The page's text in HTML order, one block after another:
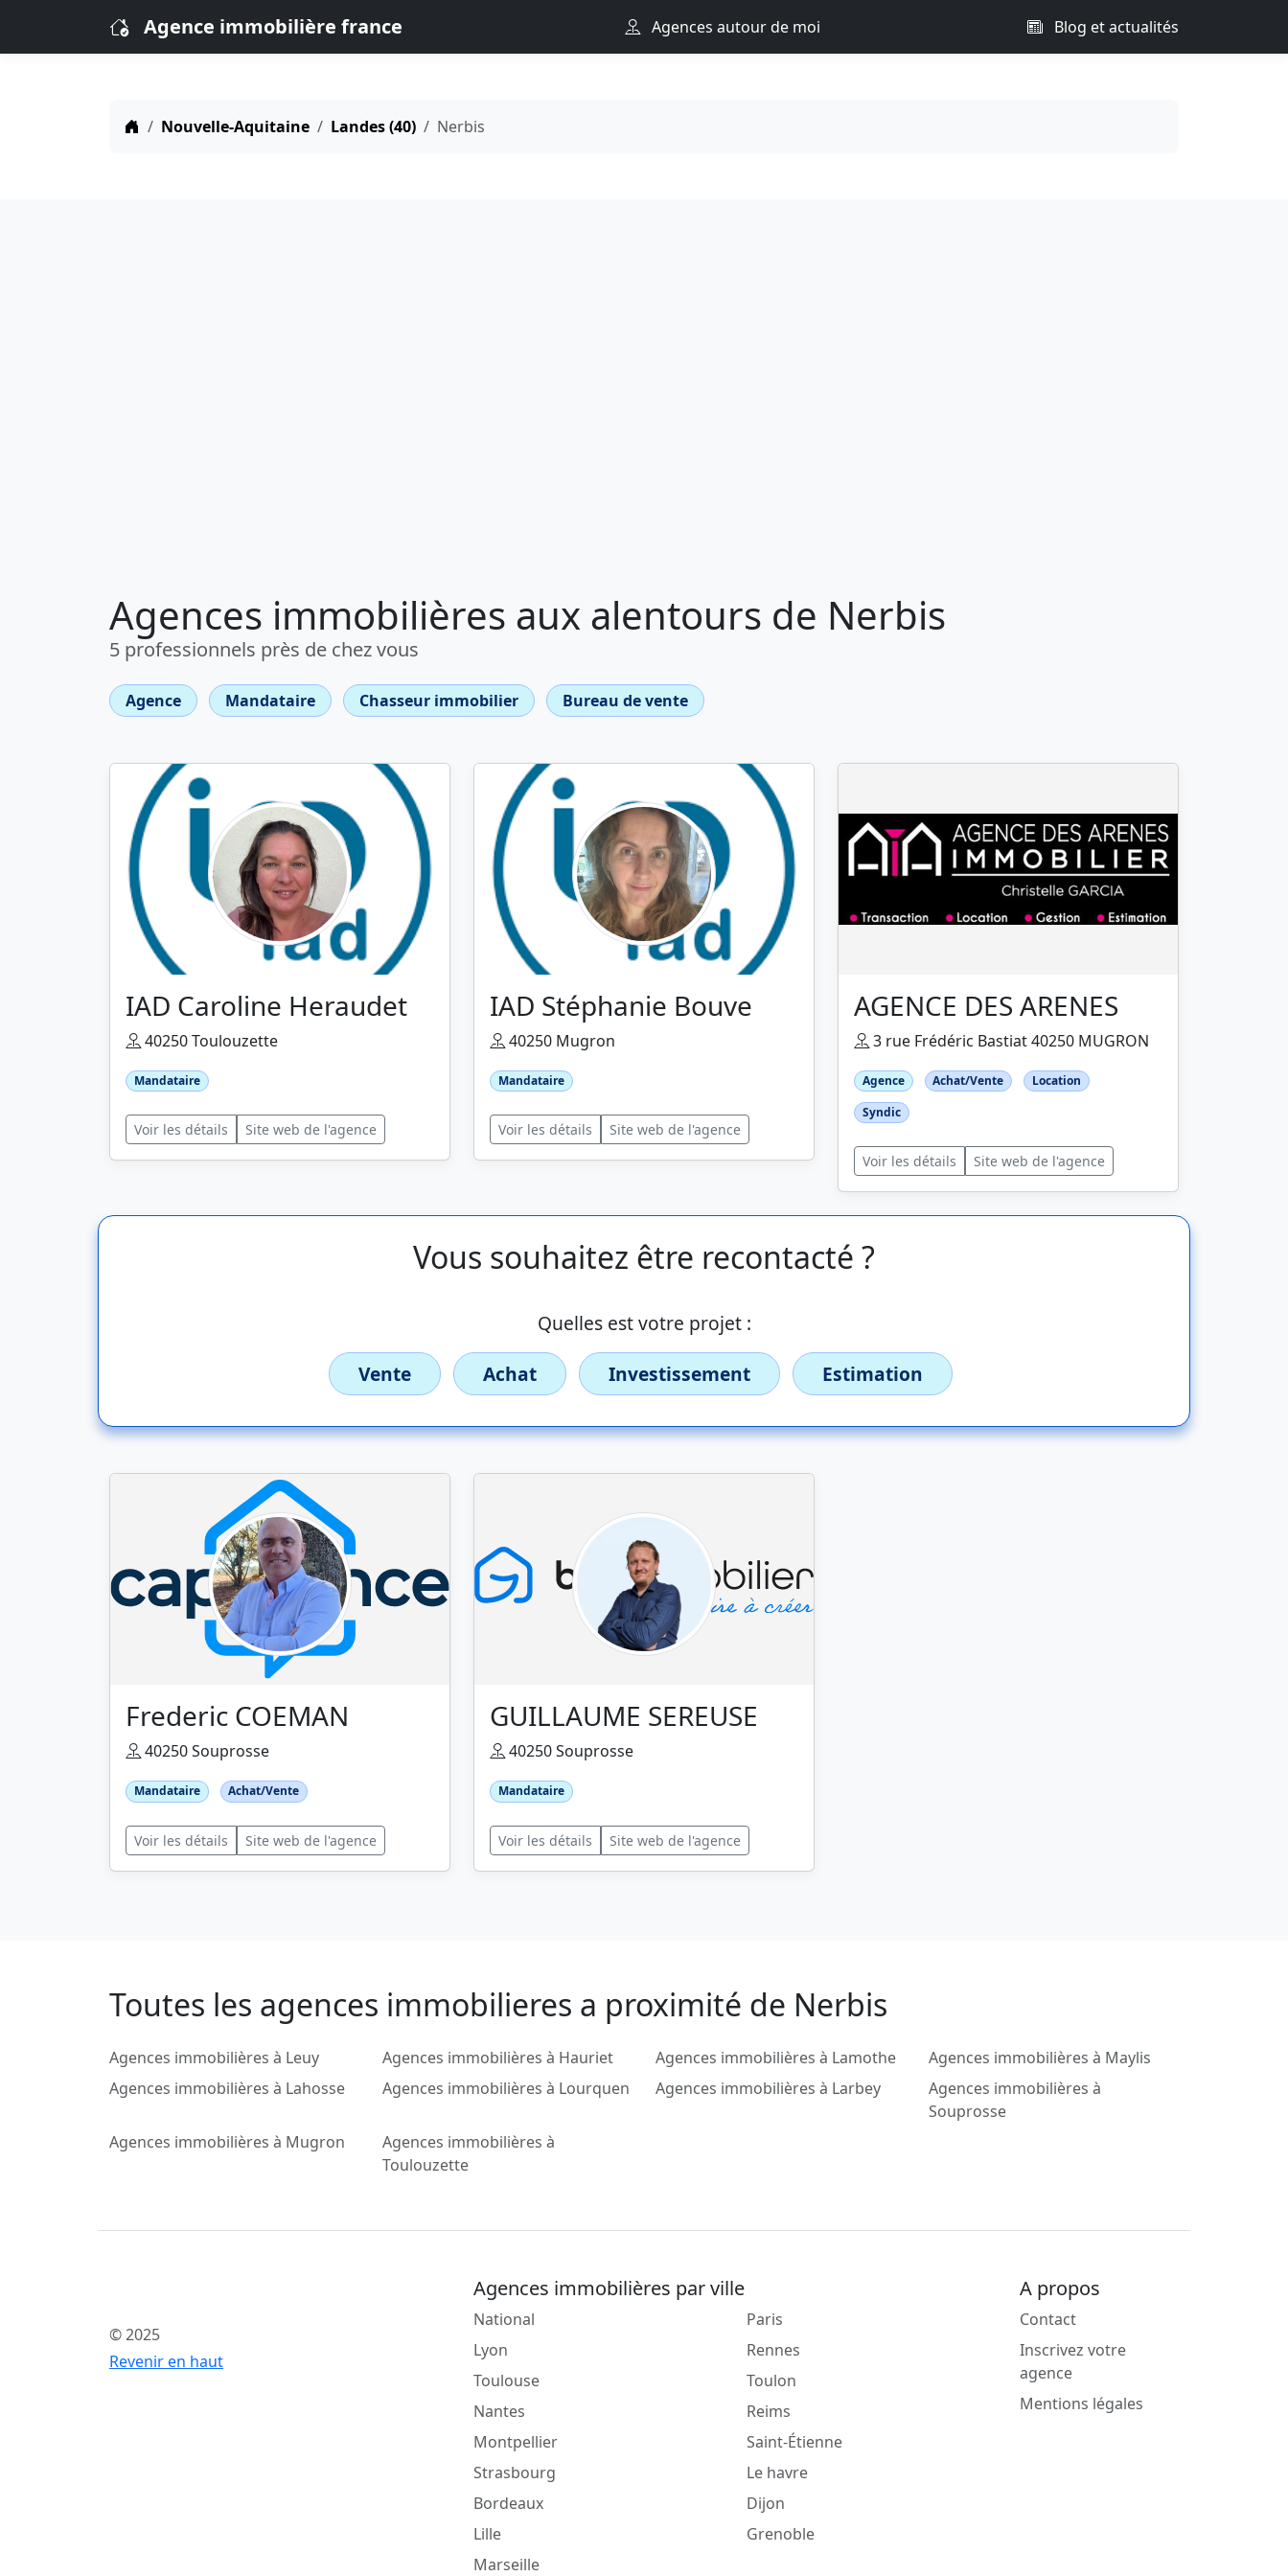
Agence immobilière france Agences autour de moi Blog et actualités
Nouvelle-Aquitaine Landes (40) Nerbis
Agences immobilières aux alentours de Nerbis
5 professionnels près de chez vous
Agence Mandataire Chasseur immobilier Bureau de vente
IAD Caroline Heraudet
40250 Toulouzette
Mandataire
Voir les détails Site web de l'agence
IAD Stéphanie Bouve
40250 Mugron
Mandataire
Voir les détails Site web de l'agence
AGENCE DES ARENES
3 rue Frédéric Bastiat 40250 MUGRON
Agence Achat/Vente
Location
Syndic
Voir les détails Site web de l'agence
Vous souhaitez être recontacté ?
Quelles est votre projet :
Vente
Achat Investissement Estimation
Frederic COEMAN
40250 Souprosse
Mandataire Achat/Vente
Voir les détails Site web de l'agence
GUILLAUME SEREUSE
40250 Souprosse
Mandataire
Voir les détails Site web de l'agence
Toutes les agences immobilieres a proximité de Nerbis
Agences immobilières à Leuy Agences immobilières à Hauriet Agences immobilières à Lamothe
Agences immobilières à Maylis
Agences immobilières à Lahosse
Agences immobilières à Lourquen Agences immobilières à Larbey
Agences immobilières à
Souprosse
Agences immobilières à Mugron
Agences immobilières à
Toulouzette
© 2025
Revenir en haut
Agences immobilières par ville
National
Lyon
Toulouse
Nantes
Montpellier
Strasbourg
Bordeaux
Lille
Marseille
Paris
Rennes
Toulon
Reims
Saint-Étienne
Le havre
Dijon
Grenoble
A propos
Contact
Inscrivez votre
agence
Mentions légales